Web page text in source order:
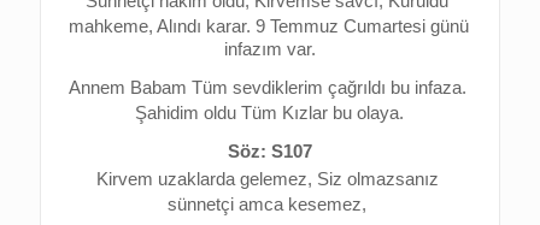
mahkeme, Alındı karar. 9 Temmuz Cumartesi günü
infazım var.
Şahidim oldu Tüm Kızlar bu olaya.
Söz: S107
Kirvem uzaklarda gelemez, Siz olmazsanız
sünnetçi amca kesemez,